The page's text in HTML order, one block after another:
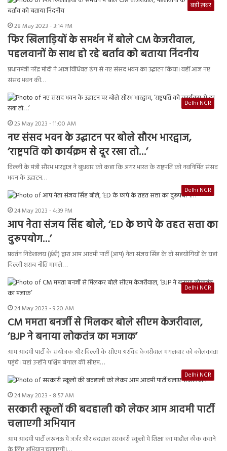
बड़ी ख़बर
28 May 2023 - 3:14 PM
फिर खिलाड़ियों के समर्थन में बोले CM केजरीवाल,
पहलवानों के साथ हो रहे बर्ताव को बताया निंदनीय
प्रधानमंत्री नरेंद्र मोदी ने आज विधिवत ढंग से नए संसद भवन का उद्घाटन किया। वहीं आज नए
संसद भवन की…
Delhi NCR
25 May 2023 - 11:00 AM
नए संसद भवन के उद्घाटन पर बोले सौरभ भारद्वाज,
‘राष्ट्रपति को कार्यक्रम से दूर रखा तो…’
दिल्ली के मंत्री सौरभ भारद्वाज ने बुधवार को कहा कि अगर भारत के राष्ट्रपति को नवनिर्मित संसद
भवन के उद्घाटन…
Delhi NCR
24 May 2023 - 4:39 PM
आप नेता संजय सिंह बोले, ‘ED के छापे के तहत सत्ता का
दुरूपयोग…’
प्रवर्तन निदेशालय (ईडी) द्वारा आम आदमी पार्टी (आप) नेता संजय सिंह के दो सहयोगियों के यहां
दिल्ली शराब नीति मामले…
Delhi NCR
24 May 2023 - 9:20 AM
CM ममता बनर्जी से मिलकर बोले सीएम केजरीवाल,
‘BJP ने बनाया लोकतंत्र का मजाक’
आम आदमी पार्टी के संयोजक और दिल्ली के सीएम अरविंद केजरीवाल मंगलवार को कोलकाता
पहुंचे। यहां उन्होंने पश्चिम बंगाल की सीएम…
Delhi NCR
24 May 2023 - 8:57 AM
सरकारी स्कूलों की बदहाली को लेकर आम आदमी पार्टी
चलाएगी अभियान
आम आदमी पार्टी लखनऊ में जर्जर और बदहाल सरकारी स्कूलों में शिक्षा का माहौल ठीक कराने